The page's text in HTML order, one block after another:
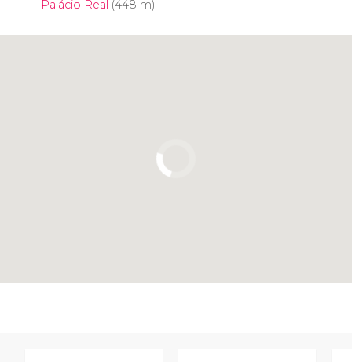
Palácio Real (448 m)